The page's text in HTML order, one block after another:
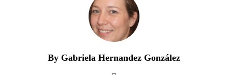
By Gabriela Hernandez González